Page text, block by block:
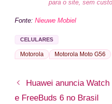
para o site, sem
Fonte: Nieuwe Mobiel
CELULARES
Motorola Motorola Moto G56
Huawei anuncia
e FreeBuds 6 no Brasil